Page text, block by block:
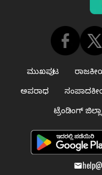
ಮುಖಪುಟ
ಅಪರಾಧ
ಟ್ರೆಂಡಿಂಗ್ ಜಿಲ್ಲಾ